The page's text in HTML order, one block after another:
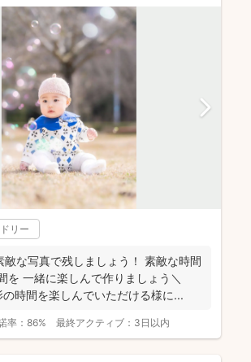
リー
敵な写真で残しましょう！ 素敵な時間
を 一緒に楽しんで作りましょう＼
時間を楽しんでいただける様に...
率： 86% 最終アクティブ： 3日以内